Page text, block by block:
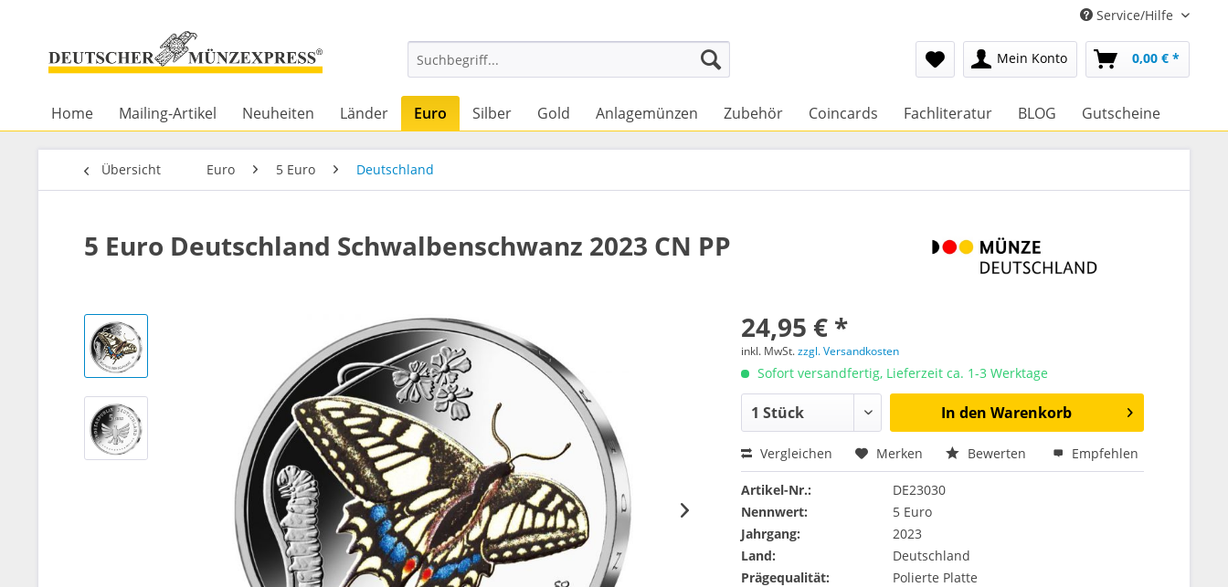
Service/Hilfe
Mein Konto 0,00 € *
Home Mailing-Artikel Neuheiten Länder Euro Silber Gold Anlagemünzen Zubehör Coincards Fachliteratur BLOG Gutscheine
Übersicht Euro 5 Euro Deutschland
5 Euro Deutschland Schwalbenschwanz 2023 CN PP
24,95 € *
inkl. MwSt.zzgl. Versandkosten
Sofort versandfertig, Lieferzeit ca. 1-3 Werktage
In den Warenkorb
Vergleichen Merken Bewerten Empfehlen
Artikel-Nr.:
DE23030
Nennwert:
5 Euro
Jahrgang:
2023
Land:
Deutschland
Prägequalität:
Polierte Platte